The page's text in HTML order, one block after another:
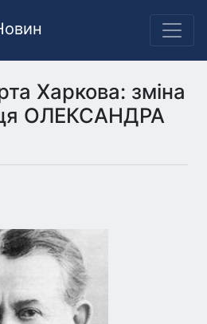
Харкова: зміна
ОЛЕКСАНДРА